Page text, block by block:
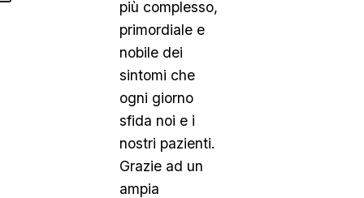
più complesso,
primordiale e
nobile dei
sintomi che
ogni giorno
sfida noi e i
nostri pazienti.
Grazie ad un
ampia